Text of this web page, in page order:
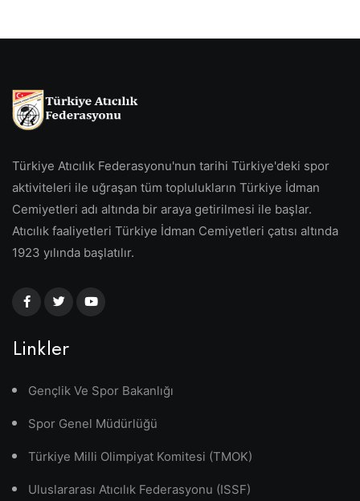
Türkiye Atıcılık Federasyonu'nun tarihi Türkiye'deki spor
aktiviteleri ile uğraşan tüm toplulukların Türkiye İdman
Cemiyetleri adı altında bir araya getirilmesi ile başlar.
Atıcılık faaliyetleri Türkiye İdman Cemiyetleri çatısı altında
1923 yılında başlatılır.
Linkler
Gençlik Ve Spor Bakanlığı
Spor Genel Müdürlüğü
Türkiye Milli Olimpiyat Komitesi (TMOK)
Uluslararası Atıcılık Federasyonu (ISSF)